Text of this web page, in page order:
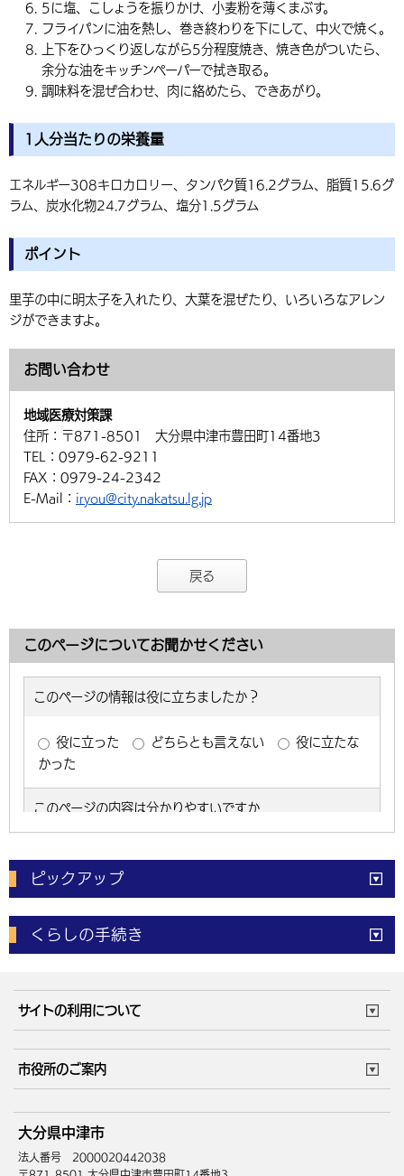
5に塩、こしょうを振りかけ、小麦粉を薄くまぶす。
フライパンに油を熱し、巻き終わりを下にして、中火で焼く。
上下をひっくり返しながら5分程度焼き、焼き色がついたら、
余分な油をキッチンペーパーで拭き取る。
調味料を混ぜ合わせ、肉に絡めたら、できあがり。
1人分当たりの栄養量
エネルギー308キロカロリー、タンパク質16.2グラム、脂質15.6グ
ラム、炭水化物24.7グラム、塩分1.5グラム
ポイント
里芋の中に明太子を入れたり、大葉を混ぜたり、いろいろなアレン
ジができますよ。
お問い合わせ
地域医療対策課
住所： 〒871-8501 大分県中津市豊田町14番地3
TEL： 0979-62-9211
FAX： 0979-24-2342
E-Mail： iryou@city.nakatsu.lg.jp
戻る
このページについてお聞かせください
ピックアップ
電子申請 窓口の混雑状況
体育施設予約状況 ご意見・ご要望
くらしの手続き
成人・仕事
住まい・引越 ごみ・環境
健康・医療 障がい・福祉
高齢・介護
サイトの利用について
サイトマップ
市役所のご案内
庁舎地図 組織案内
中津市へのアクセス
大分県中津市
法人番号 2000020442038
〒871-8501 大分県中津市豊田町14番地3